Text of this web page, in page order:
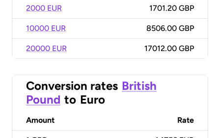
2000 EUR 1701.20 GBP
10000 EUR 8506.00 GBP
20000 EUR 17012.00 GBP
Conversion rates British
Pound to Euro
Amount Rate